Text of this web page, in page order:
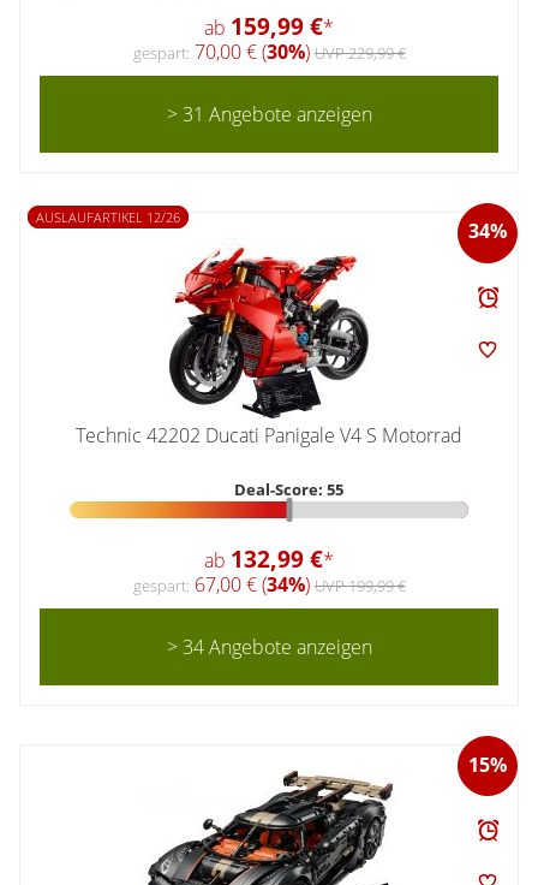
ab 159,99 €*
gespart: 70,00 € (30%)UVP 229,99 €
> 31 Angebote anzeigen
34%
AUSLAUFARTIKEL 12/26
Technic 42202 Ducati Panigale V4 S Motorrad
Deal-Score: 55
ab 132,99 €*
gespart: 67,00 € (34%)UVP 199,99 €
> 34 Angebote anzeigen
15%